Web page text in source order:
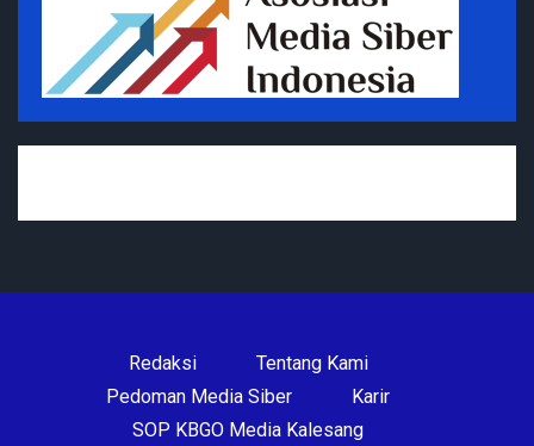
Redaksi
Tentang Kami
Pedoman Media Siber
Karir
SOP KBGO Media Kalesang